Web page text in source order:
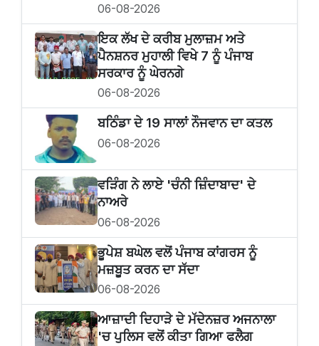
06-08-2026
ਇਕ ਲੱਖ ਦੇ ਕਰੀਬ ਮੁਲਾਜ਼ਮ ਅਤੇ
ਪੈਨਸ਼ਨਰ ਮੁਹਾਲੀ ਵਿਖੇ 7 ਨੂੰ ਪੰਜਾਬ
ਸਰਕਾਰ ਨੂੰ ਘੇਰਨਗੇ
06-08-2026
ਬਠਿੰਡਾ ਦੇ 19 ਸਾਲਾਂ ਨੌਜਵਾਨ ਦਾ ਕਤਲ
06-08-2026
ਵੜਿੰਗ ਨੇ ਲਾਏ 'ਚੰਨੀ ਜ਼ਿੰਦਾਬਾਦ' ਦੇ
ਨਾਅਰੇ
06-08-2026
ਭੂਪੇਸ਼ ਬਘੇਲ ਵਲੋਂ ਪੰਜਾਬ ਕਾਂਗਰਸ ਨੂੰ
ਮਜ਼ਬੂਤ ਕਰਨ ਦਾ ਸੱਦਾ
06-08-2026
ਆਜ਼ਾਦੀ ਦਿਹਾੜੇ ਦੇ ਮੱਦੇਨਜ਼ਰ ਅਜਨਾਲਾ
'ਚ ਪੁਲਿਸ ਵਲੋਂ ਕੀਤਾ ਗਿਆ ਫਲੈਗ